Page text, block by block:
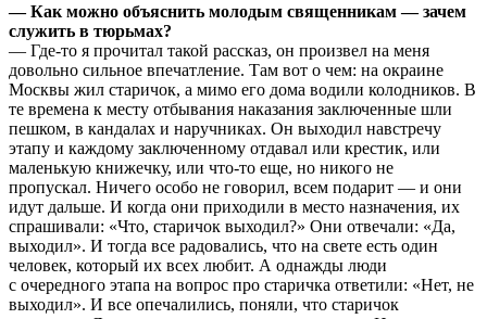
— Как можно объяснить молодым священникам — зачем
служить в тюрьмах?
— Где-то я прочитал такой рассказ, он произвел на меня
довольно сильное впечатление. Там вот о чем: на окраине
Москвы жил старичок, а мимо его дома водили колодников. В
те времена к месту отбывания наказания заключенные шли
пешком, в кандалах и наручниках. Он выходил навстречу
этапу и каждому заключенному отдавал или крестик, или
маленькую книжечку, или что-то еще, но никого не
пропускал. Ничего особо не говорил, всем подарит — и они
идут дальше. И когда они приходили в место назначения, их
спрашивали: «Что, старичок выходил?» Они отвечали: «Да,
выходил». И тогда все радовались, что на свете есть один
человек, который их всех любит. А однажды люди
с очередного этапа на вопрос про старичка ответили: «Нет, не
выходил». И все опечалились, поняли, что старичок